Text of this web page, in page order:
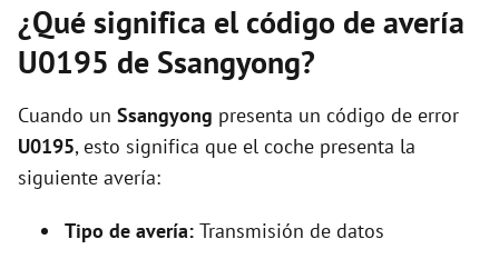
¿Qué significa el código de avería
U0195 de Ssangyong?
Cuando un Ssangyong presenta un código de error
U0195, esto significa que el coche presenta la
siguiente avería:
Tipo de avería: Transmisión de datos